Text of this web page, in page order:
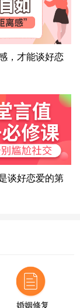
，已获得专属情感
56分钟前
，已获得专属情感
41分钟前
，已获得专属情感
3分钟前
53分钟前
询，已获得专属情
，才能谈好恋
谈好恋爱的第
婚姻修复